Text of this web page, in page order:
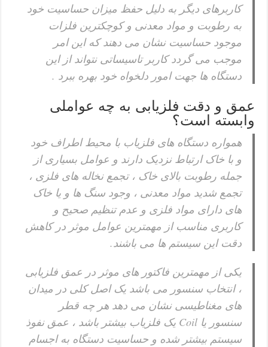
کاربرهای دیگر به دلیل حفظ میزان حساسیت خود
به رطوبت و مواد معدنی و کوچکترین فلزات
موجود حساسیت نشان می دهند که این امر
موجب می گردد کاربر تاسیساتی نتواند از این
دستگاه ها جهت امور دلخواه خود بهره ببرد .
عمق و دقت فلزیابی به چه عواملی
وابسته است؟
همواره دستگاه های فلزیاب با محیط اطراف خود
و با خاک ارتباط نزدیک دارند و عوامل بسیاری از
جمله رطوبت بالای خاک ، تجمع نخاله های فلزی ،
تجمع شدید مواد معدنی ، وجود سنگ ها و یا خاک
های دارای مواد فلزی و عدم تنظیم صحیح و
کاربری مناسب از مهمترین عوامل موثر در کاهش
دقت این سیستم ها می باشند.
یکی از مهمترین فاکتور های موثر در عمق فلزیابی
، انتخاب سنسور می باشد یک اصل کلی در میدان
های مغناطیسی نشان می دهد هر چه قطر
سنسور یا Coil یک فلزیاب بیشتر باشد ، عمق نفوذ
سیستم بیشتر شده و حساسیت دستگاه به اجسام